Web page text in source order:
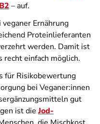
– auf.
Ernährung
Proteinlieferanten
werden. Damit ist
recht einfach möglich.
für Risikobewertung
bei Veganer:innen
gut
ist dieJod-